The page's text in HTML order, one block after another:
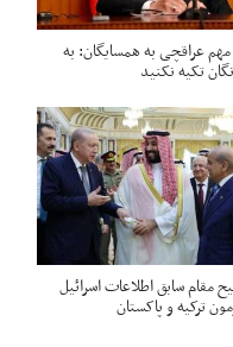
مهم عراقچی به همسایگان: به
تکیه نکنید
مقام سابق اطلاعات اسرائیل
ترکیه و پاکستان